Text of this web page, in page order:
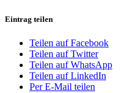
Eintrag teilen
Teilen auf Facebook
Teilen auf Twitter
Teilen auf WhatsApp
Teilen auf LinkedIn
Per E-Mail teilen